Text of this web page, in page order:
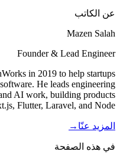
عن الكاتب
Mazen Salah
Founder & Lead Engineer
in 2019 to help startups
He leads engineering
AI work, building products
Flutter, Laravel, and Node.
المزيد عنّا →
في هذه الصفحة